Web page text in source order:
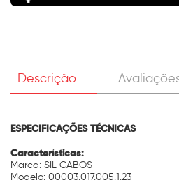
Descrição
ESPECIFICAÇÕES TÉCNICAS
Características:
Marca: SIL CABOS
Modelo: 00003.017.005.1.23